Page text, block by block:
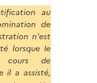
au
de
n'est
lorsque le
cours de
il a assisté,